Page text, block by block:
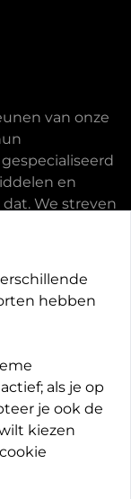
van onze
en
We streven
aan, inclusief
Heeft u
hebben
als je op
je ook de
kiezen